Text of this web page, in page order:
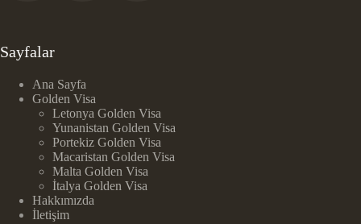
Sayfalar
Ana Sayfa
Golden Visa
Letonya Golden Visa
Yunanistan Golden Visa
Portekiz Golden Visa
Macaristan Golden Visa
Malta Golden Visa
İtalya Golden Visa
Hakkımızda
İletişim